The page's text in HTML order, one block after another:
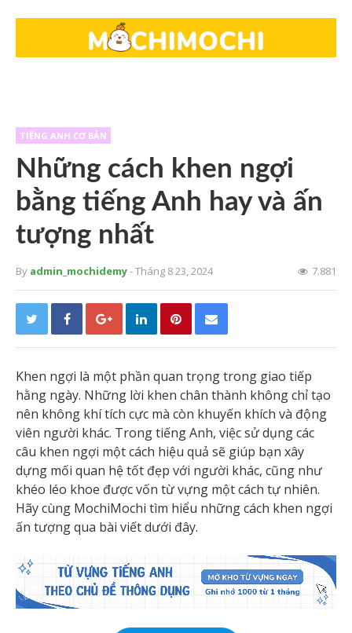
TIẾNG ANH CƠ BẢN
Những cách khen ngợi
bằng tiếng Anh hay và ấn
tượng nhất
By admin_mochidemy- Tháng 8 23, 2024 7.881
Khen ngợi là một phần quan trọng trong giao tiếp
hằng ngày. Những lời khen chân thành không chỉ tạo
nên không khí tích cực mà còn khuyến khích và động
viên người khác. Trong tiếng Anh, việc sử dụng các
câu khen ngợi một cách hiệu quả sẽ giúp bạn xây
dựng mối quan hệ tốt đẹp với người khác, cũng như
khéo léo khoe được vốn từ vựng một cách tự nhiên.
Hãy cùng MochiMochi tìm hiểu những cách khen ngợi
ấn tượng qua bài viết dưới đây.